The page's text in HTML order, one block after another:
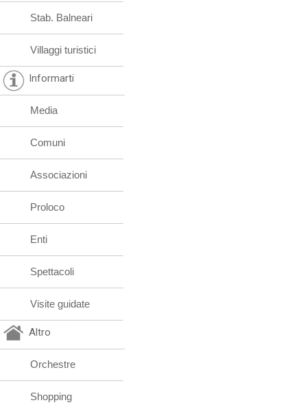
Stab. Balneari
Villaggi turistici
Informarti
Media
Comuni
Associazioni
Proloco
Enti
Spettacoli
Visite guidate
Altro
Orchestre
Shopping